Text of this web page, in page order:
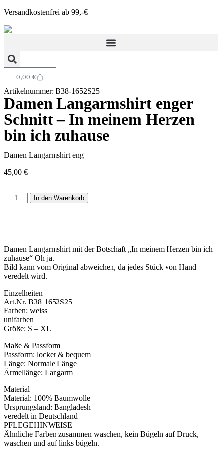
Versandkostenfrei ab 99,-€
0,00 €
Artikelnummer: B38-1652S25
Damen Langarmshirt enger
Schnitt – In meinem Herzen
bin ich zuhause
Damen Langarmshirt eng
45,00 €
In den Warenkorb
Damen Langarmshirt mit der Botschaft „In meinem Herzen bin ich
zuhause“ Oh ja.
Bild kann vom Original abweichen, da jedes Stück von Hand
veredelt wird.
Einzelheiten
Art.Nr. B38-1652S25
Farben: weiss
unifarben
Größe: S – XL
Maße & Passform
Passform: locker & bequem
Länge: Normale Länge
Ärmellänge: Langarm
Material
Material: 100% Baumwolle
Ursprungsland: Bangladesh
veredelt in Deutschland
PFLEGEHINWEISE
Ähnliche Farben zusammen waschen, kein Bügeln auf Druck,
waschen und auf links bügeln.